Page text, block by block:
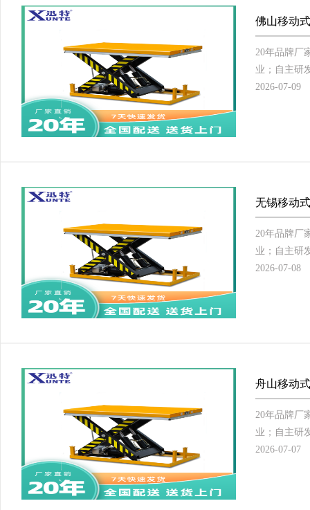
佛山移动
20年品牌厂
业；自主研
2026-07-09
无锡移动
20年品牌厂
业；自主研
2026-07-08
舟山移动
20年品牌厂
业；自主研
2026-07-07